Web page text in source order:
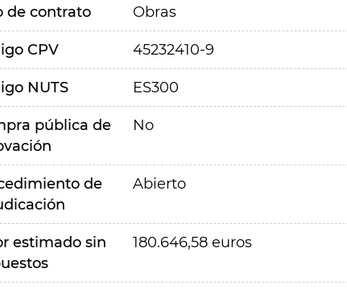
de contrato Obras
CPV 45232410-9
NUTS ES300
pública de
No
de
Abierto
estimado sin
180.646,58 euros